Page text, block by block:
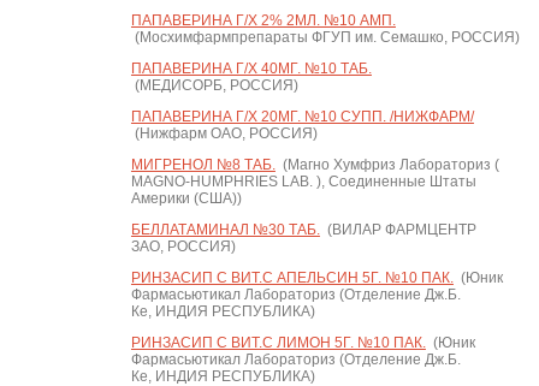
ПАПАВЕРИНА Г/Х 2% 2МЛ. №10 АМП.
(Мосхимфармпрепараты ФГУП им. Семашко, РОССИЯ)
ПАПАВЕРИНА Г/Х 40МГ. №10 ТАБ.
(МЕДИСОРБ, РОССИЯ)
ПАПАВЕРИНА Г/Х 20МГ. №10 СУПП. /НИЖФАРМ/
(Нижфарм ОАО, РОССИЯ)
МИГРЕНОЛ №8 ТАБ.(Магно Хумфриз Лабораториз (
MAGNO-HUMPHRIES LAB. ), Соединенные Штаты
Америки (США))
БЕЛЛАТАМИНАЛ №30 ТАБ.(ВИЛАР ФАРМЦЕНТР
ЗАО, РОССИЯ)
РИНЗАСИП С ВИТ.С АПЕЛЬСИН 5Г. №10 ПАК.(Юник
Фармасьютикал Лабораториз (Отделение Дж.Б.
Ке, ИНДИЯ РЕСПУБЛИКА)
РИНЗАСИП С ВИТ.С ЛИМОН 5Г. №10 ПАК.(Юник
Фармасьютикал Лабораториз (Отделение Дж.Б.
Ке, ИНДИЯ РЕСПУБЛИКА)